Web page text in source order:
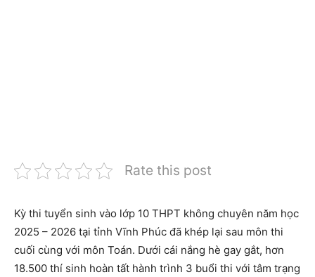
Rate this post
Kỳ thi tuyển sinh vào lớp 10 THPT không chuyên năm học
2025 – 2026 tại tỉnh Vĩnh Phúc đã khép lại sau môn thi
cuối cùng với môn Toán. Dưới cái nắng hè gay gắt, hơn
18.500 thí sinh hoàn tất hành trình 3 buổi thi với tâm trạng